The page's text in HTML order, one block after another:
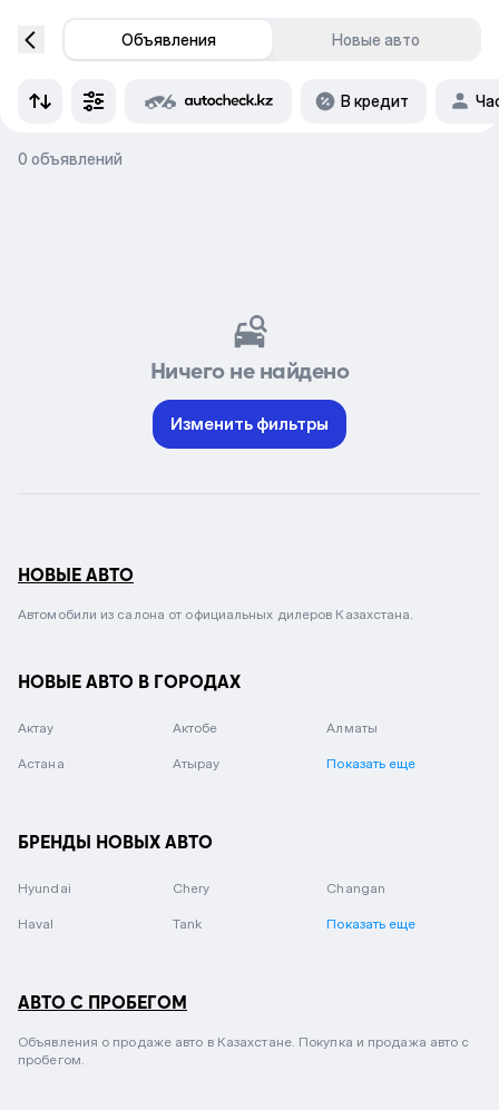
Объявления Новые авто
В кредит
0 объявлений
Ничего не найдено
Изменить фильтры
НОВЫЕ АВТО
Автомобили из салона от официальных дилеров Казахстана.
НОВЫЕ АВТО В ГОРОДАХ
Актау Актобе Алматы
Астана Атырау Показать еще
БРЕНДЫ НОВЫХ АВТО
Hyundai Chery Changan
Haval Tank Показать еще
АВТО С ПРОБЕГОМ
Объявления о продаже авто в Казахстане. Покупка и продажа авто с
пробегом.